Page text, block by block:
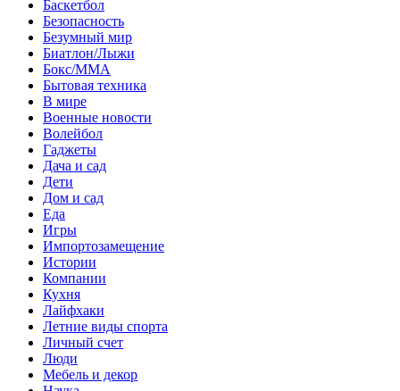
Баскетбол
Безопасность
Безумный мир
Биатлон/Лыжи
Бокс/MMA
Бытовая техника
В мире
Военные новости
Волейбол
Гаджеты
Дача и сад
Дети
Дом и сад
Еда
Игры
Импортозамещение
Истории
Компании
Кухня
Лайфхаки
Летние виды спорта
Личный счет
Люди
Мебель и декор